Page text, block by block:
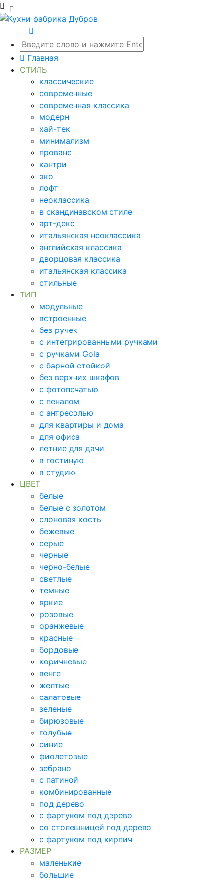
Главная
СТИЛЬ
классические
современные
современная классика
модерн
хай-тек
минимализм
прованс
кантри
эко
лофт
неоклассика
в скандинавском стиле
арт-деко
итальянская неоклассика
английская классика
дворцовая классика
итальянская классика
стильные
ТИП
модульные
встроенные
без ручек
с интегрированными ручками
с ручками Gola
с барной стойкой
без верхних шкафов
с фотопечатью
с пеналом
с антресолью
для квартиры и дома
для офиса
летние для дачи
в гостиную
в студию
ЦВЕТ
белые
белые с золотом
слоновая кость
бежевые
серые
черные
черно-белые
светлые
темные
яркие
розовые
оранжевые
красные
бордовые
коричневые
венге
желтые
салатовые
зеленые
бирюзовые
голубые
синие
фиолетовые
зебрано
с патиной
комбинированные
под дерево
с фартуком под дерево
со столешницей под дерево
с фартуком под кирпич
РАЗМЕР
маленькие
большие